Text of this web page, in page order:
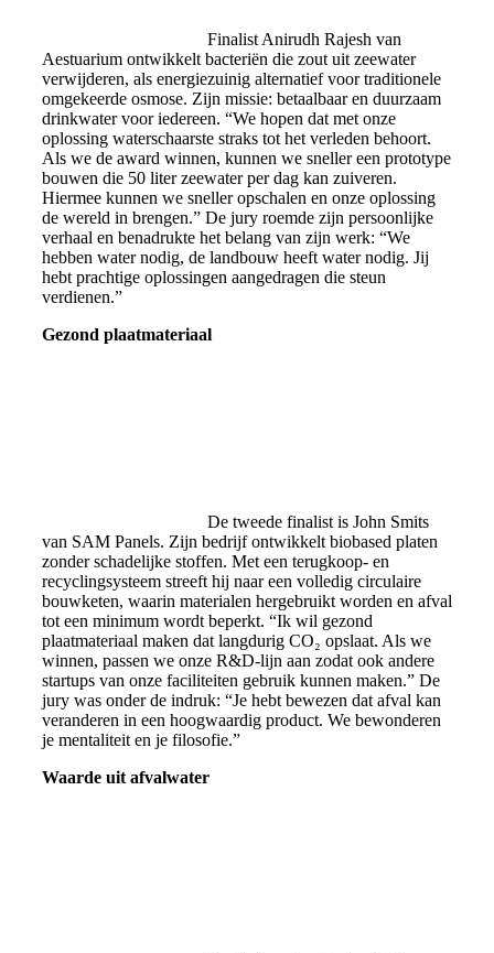
Finalist Anirudh Rajesh van
Aestuarium ontwikkelt bacteriën die zout uit zeewater
verwijderen, als energiezuinig alternatief voor traditionele
omgekeerde osmose. Zijn missie: betaalbaar en duurzaam
drinkwater voor iedereen. “We hopen dat met onze
oplossing waterschaarste straks tot het verleden behoort.
Als we de award winnen, kunnen we sneller een prototype
bouwen die 50 liter zeewater per dag kan zuiveren.
Hiermee kunnen we sneller opschalen en onze oplossing
de wereld in brengen.” De jury roemde zijn persoonlijke
verhaal en benadrukte het belang van zijn werk: “We
hebben water nodig, de landbouw heeft water nodig. Jij
hebt prachtige oplossingen aangedragen die steun
verdienen.”
Gezond plaatmateriaal
De tweede finalist is John Smits
van SAM Panels. Zijn bedrijf ontwikkelt biobased platen
zonder schadelijke stoffen. Met een terugkoop- en
recyclingsysteem streeft hij naar een volledig circulaire
bouwketen, waarin materialen hergebruikt worden en afval
tot een minimum wordt beperkt. “Ik wil gezond
plaatmateriaal maken dat langdurig CO₂ opslaat. Als we
winnen, passen we onze R&D-lijn aan zodat ook andere
startups van onze faciliteiten gebruik kunnen maken.” De
jury was onder de indruk: “Je hebt bewezen dat afval kan
veranderen in een hoogwaardig product. We bewonderen
je mentaliteit en je filosofie.”
Waarde uit afvalwater